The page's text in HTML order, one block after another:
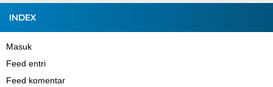
INDEX
Masuk
Feed entri
Feed komentar